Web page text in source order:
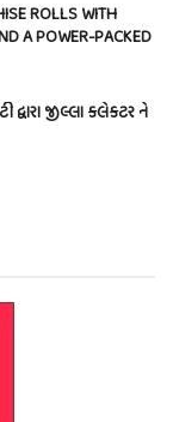
ROLLS WITH
A POWER-PACKED
દ્વારા જીલ્લા કલેકટર ને